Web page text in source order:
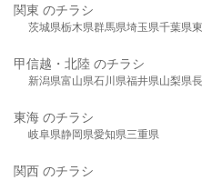
関東 のチラシ
茨城県栃木県群馬県埼玉県千葉県
甲信越・北陸 のチラシ
新潟県富山県石川県福井県山梨県
東海 のチラシ
岐阜県静岡県愛知県三重県
関西 のチラシ